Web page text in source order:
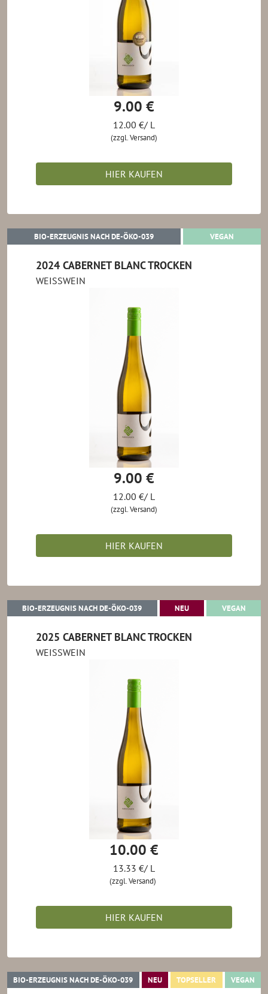
9.00 €
12.00 €/ L
(zzgl. Versand)
HIER KAUFEN
BIO-ERZEUGNIS NACH DE-ÖKO-039BIO-ERZEUGNIS NACH DE-ÖKO-
VEGAN
2024 CABERNET BLANC TROCKEN
WEISSWEIN
9.00 €
12.00 €/ L
(zzgl. Versand)
HIER KAUFEN
BIO-ERZEUGNIS NACH DE-ÖKO-039BIO-ERZEUGNIS NACH DE-ÖKO-039
NEUNEU VEGAN
2025 CABERNET BLANC TROCKEN
WEISSWEIN
10.00 €
13.33 €/ L
(zzgl. Versand)
HIER KAUFEN
BIO-ERZEUGNIS NACH DE-ÖKO-039BIO-ERZEUGNIS NACH DE-ÖKO-039
NEUNEU TOPSELLER TOPSELLER
VEGAN